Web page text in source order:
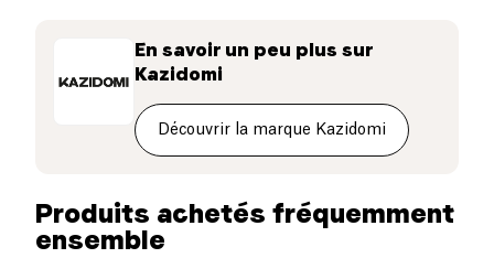
Produits achetés fréquemment
ensemble
En savoir un peu plus sur
Kazidomi
Découvrir la marque Kazidomi